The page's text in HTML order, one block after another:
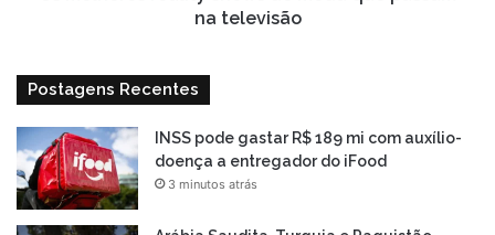
na televisão
Postagens Recentes
INSS pode gastar R$ 189 mi com auxílio-
doença a entregador do iFood
3 minutos atrás